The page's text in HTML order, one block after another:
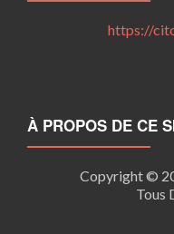
https://
À PROPOS DE CE
Copyright ©
Tous